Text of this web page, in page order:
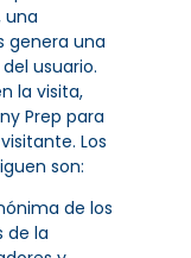
una
genera una
usuario.
la visita,
Prep para
Los
son:
de los
de la